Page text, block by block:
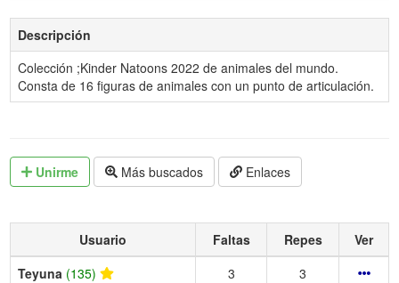
Descripción
Colección ;Kinder Natoons 2022 de animales del mundo.
Consta de 16 figuras de animales con un punto de articulación.
Unirme Más buscados Enlaces
Usuario Faltas Repes
Ver
Teyuna (135) 3
3